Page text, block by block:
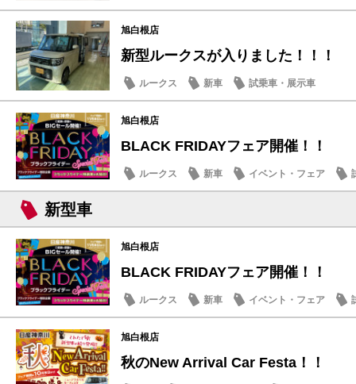
旭白根店
新型ルークスが入りました！！！
ルークス 新車 試乗車・展示車
旭白根店
BLACK FRIDAYフェア開催！！
ルークス 新車 イベント・フェア
新型車
旭白根店
BLACK FRIDAYフェア開催！！
ルークス 新車 イベント・フェア
旭白根店
秋のNew Arrival Car Festa！！